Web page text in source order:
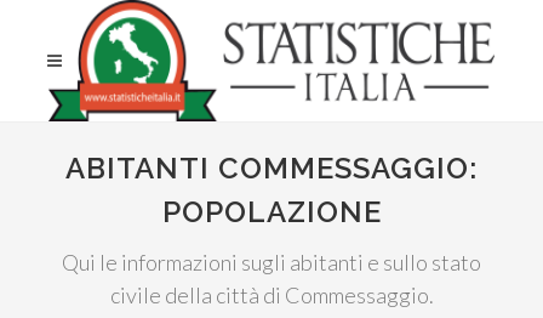
ABITANTI COMMESSAGGIO:
POPOLAZIONE
Qui le informazioni sugli abitanti e sullo stato
civile della città di Commessaggio.